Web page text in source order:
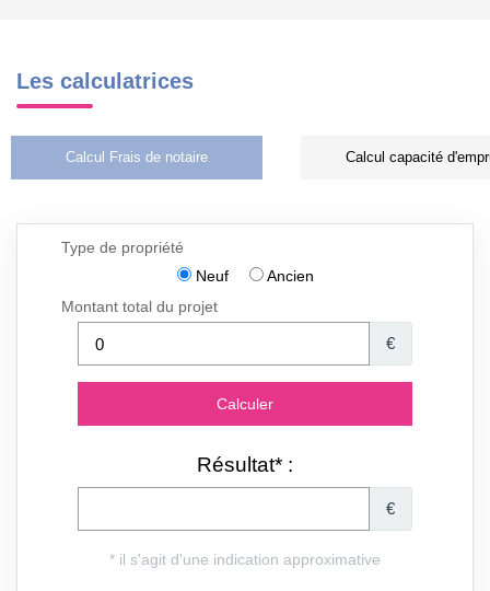
Les calculatrices
Calcul Frais de notaire Calcul capacité